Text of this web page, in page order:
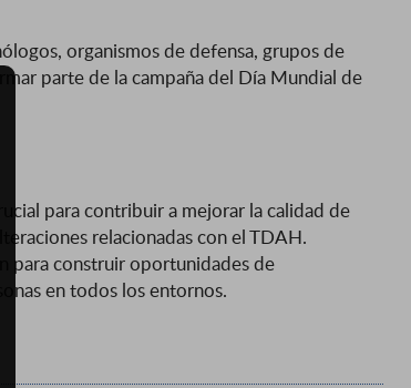
organismos de defensa, grupos de
parte de la campaña del Día Mundial de
para contribuir a mejorar la calidad de
relacionadas con el TDAH.
para construir oportunidades de
en todos los entornos.